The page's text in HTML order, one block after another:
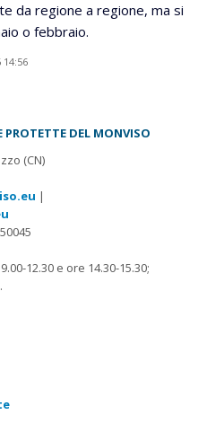
da regione a regione, ma si
o febbraio.
PROTETTE DEL MONVISO
(CN)
|
12.30 e ore 14.30-15.30;